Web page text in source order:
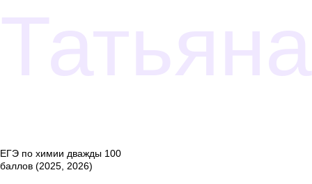
ЕГЭ по химии дважды 100
баллов (2025, 2026)